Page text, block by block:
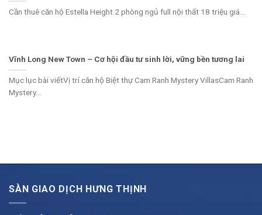
Cần thuê căn hộ Estella Height 2 phòng ngủ full nội thất 18 triệu giá...
Vĩnh Long New Town – Cơ hội đầu tư sinh lời, vững bền tương lai
Mục lục bài viếtVị trí căn hộ Biệt thự Cam Ranh Mystery VillasCam Ranh
Mystery...
SÀN GIAO DỊCH HƯNG THỊNH